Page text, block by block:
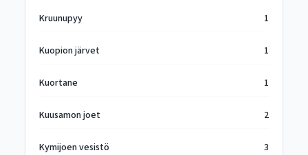
Kruunupyy 1
Kuopion järvet 1
Kuortane 1
Kuusamon joet 2
Kymijoen vesistö 3